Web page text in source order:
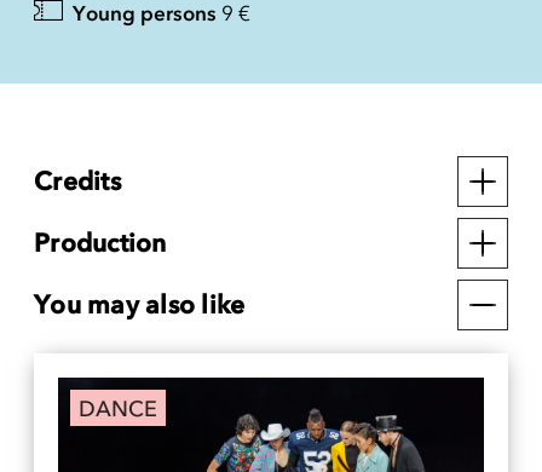
Young persons 9 €
Credits
Production
You may also like
DANCE